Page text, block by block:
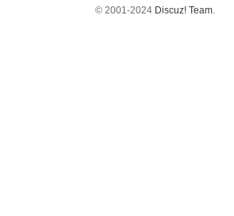
© 2001-2024 Discuz! Team.